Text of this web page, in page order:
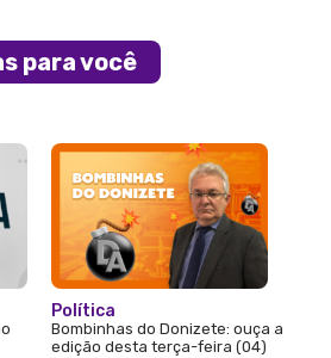
para você
Política
Bombinhas do Donizete: ouça a
edição desta terça-feira (04)